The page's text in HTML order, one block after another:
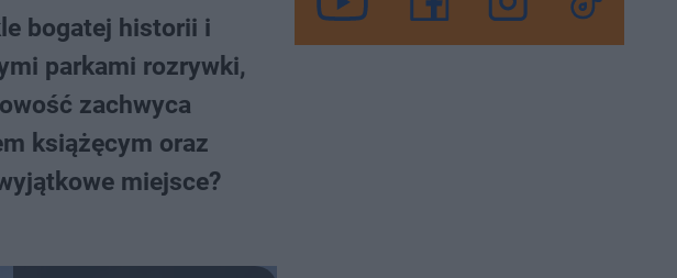
bogatej historii i
parkami rozrywki,
zachwyca
książęcym oraz
miejsce?